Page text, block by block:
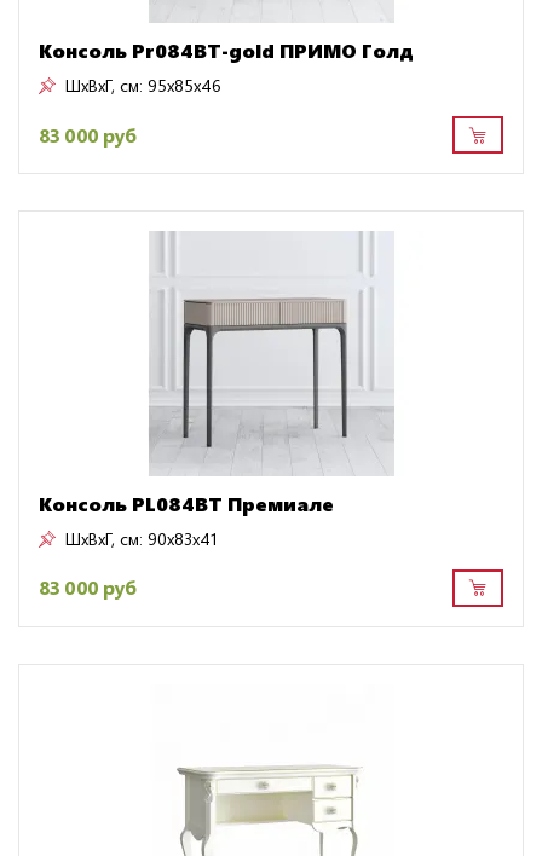
Консоль Pr084BT-gold ПРИМО Голд
ШxВxГ, см: 95x85x46
83 000 руб
Консоль PL084BT Премиале
ШxВxГ, см: 90x83x41
83 000 руб